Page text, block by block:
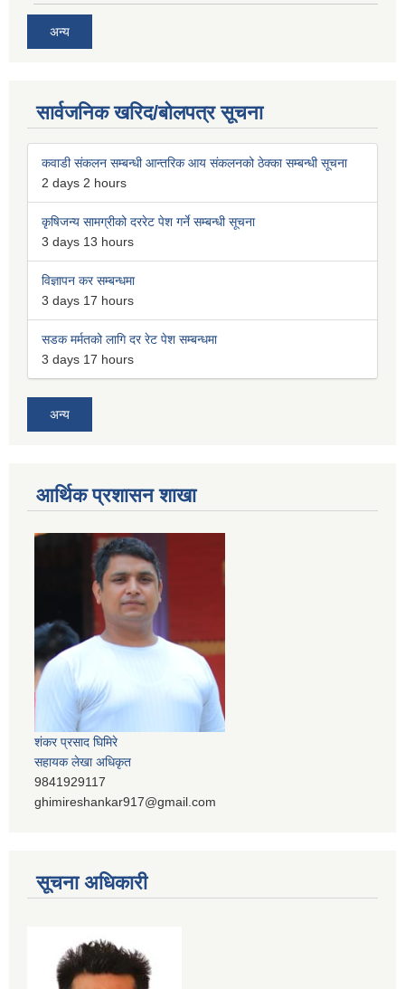
अन्य
सार्वजनिक खरिद/बोलपत्र सूचना
कवाडी संकलन सम्बन्धी आन्तरिक आय संकलनको ठेक्का सम्बन्धी सूचना
2 days 2 hours
कृषिजन्य सामग्रीको दररेट पेश गर्ने सम्बन्धी सूचना
3 days 13 hours
विज्ञापन कर सम्बन्धमा
3 days 17 hours
सडक मर्मतको लागि दर रेट पेश सम्बन्धमा
3 days 17 hours
अन्य
आर्थिक प्रशासन शाखा
शंकर प्रसाद घिमिरे
सहायक लेखा अधिकृत
9841929117
ghimireshankar917@gmail.com
सूचना अधिकारी